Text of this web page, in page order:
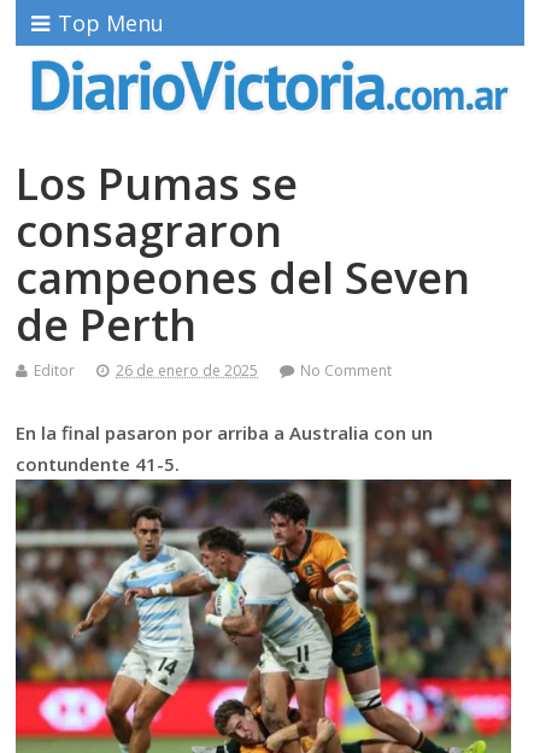
Top Menu
Los Pumas se
consagraron
campeones del Seven
de Perth
Editor 26 de enero de 2025 No Comment
En la final pasaron por arriba a Australia con un
contundente 41-5.